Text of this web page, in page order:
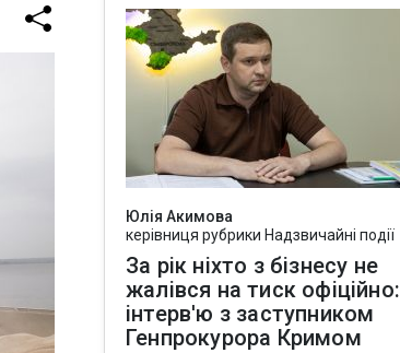
Юлія Акимова
керівниця рубрики Надзвичайні події
За рік ніхто з бізнесу не
жалівся на тиск офіційно:
інтерв'ю з заступником
Генпрокурора Кримом